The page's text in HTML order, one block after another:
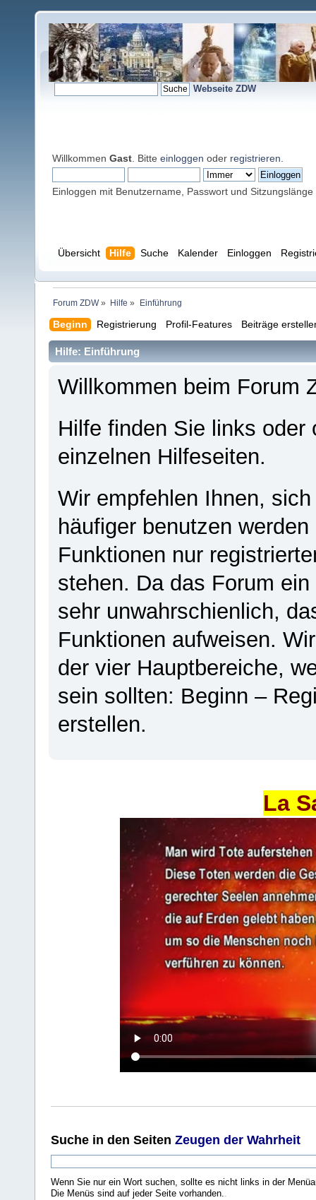
Webseite ZDW
Willkommen Gast . Bitte einloggen oder registrieren
Einloggen mit Benutzername, Passwort und Sitzungslänge
Übersicht Hilfe Suche Kalender Einloggen
Forum ZDW» Hilfe » Einführung
Beginn Registrierung Profil-Features Beiträge
Hilfe: Einführung
Willkommen beim Forum
Hilfe finden Sie links
einzelnen Hilfeseiten.
Wir empfehlen Ihnen,
häufiger benutzen
Funktionen nur
stehen. Da das Forum
sehr unwahrschienlich,
Funktionen aufweisen.
der vier Hauptbereiche,
sein sollten: Beginn –
erstellen.
La
Suche in den Seiten Zeugen der Wahrheit
Wenn Sie nur ein Wort suchen, sollte es nicht links in der
Die Menüs sind auf jeder Seite vorhanden..